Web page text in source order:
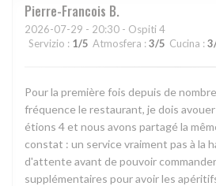
Pierre-Francois B
2026-07-29 - 20:30 - Ospiti 4
Servizio : 1/5 Atmosfera : 3/5 Cucina : 3
Pour la première fois depuis de
fréquence le restaurant, je dois
étions 4 et nous avons partagé la
constat : un service vraiment pas à la
d'attente avant de pouvoir
supplémentaires pour avoir les